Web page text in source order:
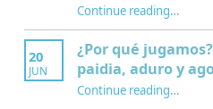
Continue reading“¿Qué es la Mesa de juego? Una perspectiva sociológica de los juegos de rol de mesa”
…
20
JUN
¿Por qué
paidia, aduro y
Continue reading“¿Por qué jugamos? Redescubriendo paidia, aduro y agon en los juegos de rol”
…